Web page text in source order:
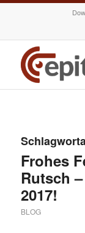
Frohes
Rutsch
2017!
BLOG